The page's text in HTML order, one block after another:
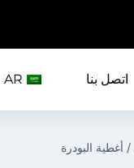
اتصل بنا AR
/ أغطية البودرة